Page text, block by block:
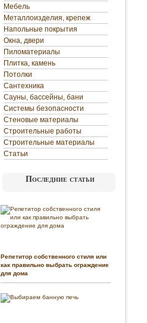
Мебель
Металлоизделия, крепеж
Напольные покрытия
Окна, двери
Пиломатериалы
Плитка, камень
Потолки
Сантехника
Сауны, бассейны, бани
Системы безопасности
Стеновые материалы
Строительные работы
Строительные материалы
Статьи
Последние статьи
Репетитор собственного стиля или
как правильно выбрать ограждение
для дома